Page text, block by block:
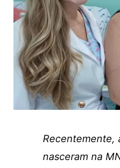
Recentemente,
nasceram na